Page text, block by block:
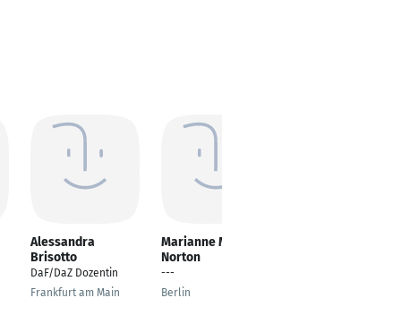
Alessandra
Brisotto
DaF/DaZ Dozentin
Frankfurt am Main
Marianne Milan
Norton
---
Berlin